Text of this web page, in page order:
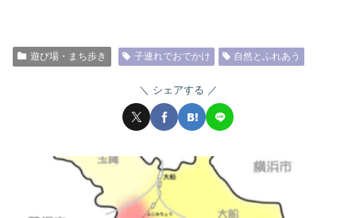
遊び場・まち歩き 子連れでおでかけ 自然とふれあう
シェアする